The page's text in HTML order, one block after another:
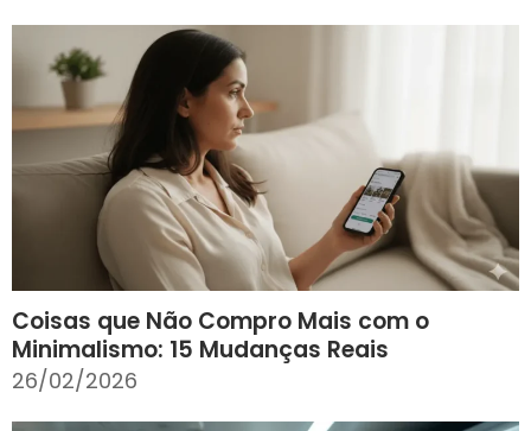
Coisas que Não Compro Mais com o
Minimalismo: 15 Mudanças Reais
26/02/2026